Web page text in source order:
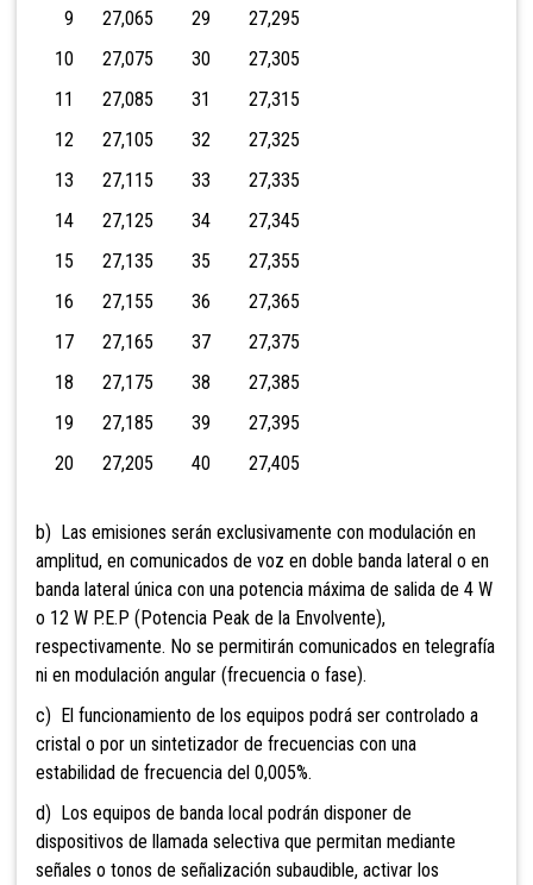
9 27,065 29 27,295
10 27,075 30 27,305
11 27,085 31 27,315
12 27,105 32 27,325
13 27,115 33 27,335
14 27,125 34 27,345
15 27,135 35 27,355
16 27,155 36 27,365
17 27,165 37 27,375
18 27,175 38 27,385
19 27,185 39 27,395
20 27,205 40 27,405
b) Las emisiones serán exclusivamente con modulación en
amplitud, en comunicados de voz en doble banda lateral o en
banda lateral única con una potencia máxima de salida de 4 W
o 12 W P.E.P (Potencia Peak de la Envolvente),
respectivamente. No se permitirán comunicados en telegrafía
ni en modulación angular (frecuencia o fase).
c) El funcionamiento de los equipos podrá ser controlado a
cristal o por un sintetizador de frecuencias con una
estabilidad de frecuencia del 0,005%.
d) Los equipos de banda local podrán disponer de
dispositivos de llamada selectiva que permitan mediante
señales o tonos de señalización subaudible, activar los